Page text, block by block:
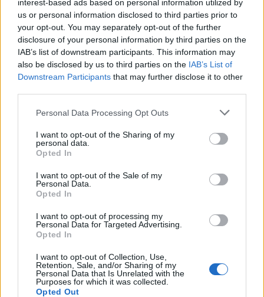
interest-based ads based on personal information utilized by
us or personal information disclosed to third parties prior to
your opt-out. You may separately opt-out of the further
disclosure of your personal information by third parties on the
IAB’s list of downstream participants. This information may
also be disclosed by us to third parties on the IAB’s List of
Downstream Participants that may further disclose it to other
Personal Data Processing Opt Outs
I want to opt-out of the Sharing of my
personal data.
Opted In
I want to opt-out of the Sale of my
Personal Data.
Opted In
I want to opt-out of processing my
Personal Data for Targeted Advertising.
Opted In
I want to opt-out of Collection, Use,
Retention, Sale, and/or Sharing of my
Personal Data that Is Unrelated with the
Purposes for which it was collected.
Opted Out